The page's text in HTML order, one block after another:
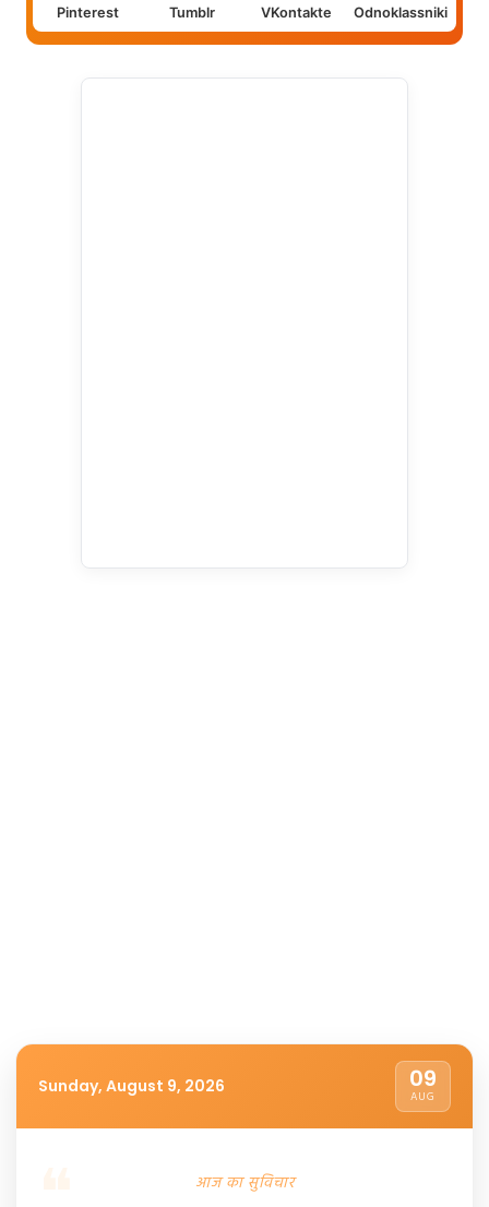
Pinterest Tumblr VKontakte Odnoklassniki
Sunday, August 9, 2026 09
AUG
आज का सुविचार